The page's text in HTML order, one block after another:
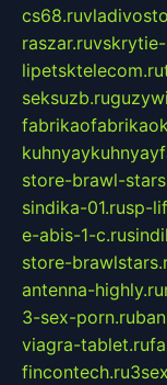
cs68.ru
raszar.ruvskrytie-
lipetsktelecom.ru
seksuzb.ru
store-brawl-
sindika-01.rusp-
e-abis-1-c.ru
store-
antenna-highly.ru
3-sex-porn.ru
viagra-tablet.ru
fincontech.ru